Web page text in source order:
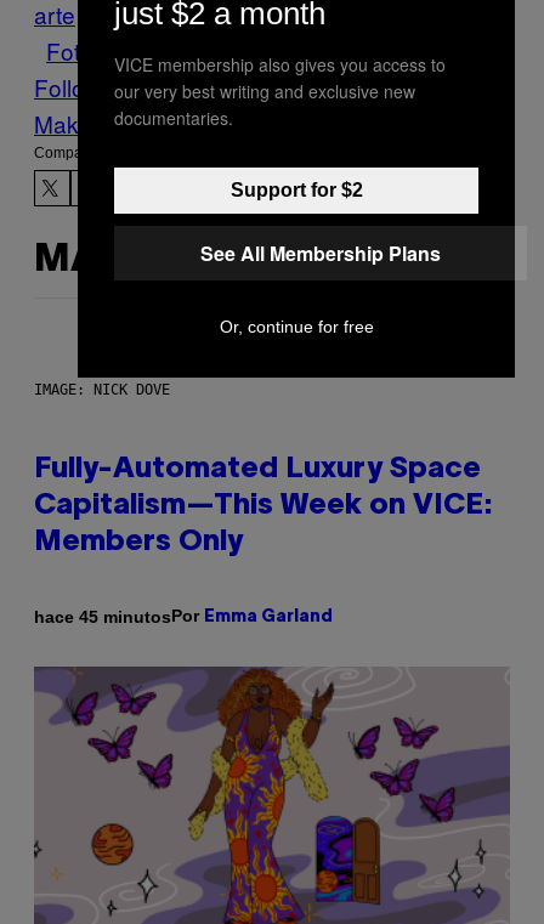
arte Cultură exhibición Fotografia
Fotos
Japon tsunami
Follow Us On Discover
Make Us Preferred In Top Stories
Compartir:
MÁS DE LO MISMO
IMAGE: NICK DOVE
Fully-Automated Luxury Space
Capitalism—This Week on VICE:
Members Only
hace 45 minutosPor Emma Garland
just $2 a month
VICE membership also gives you access to
our very best writing and exclusive new
documentaries.
Support for $2
See All Membership Plans
Or, continue for free